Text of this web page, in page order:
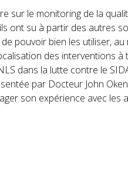
le monitoring de la
ont su à partir des autres
pouvoir bien les utiliser,
des interventions à
dans la lutte contre le
par Docteur John
son expérience avec les